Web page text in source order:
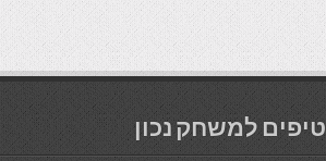
טיפים למשחק נכון